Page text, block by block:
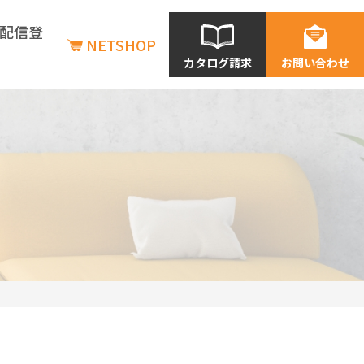
信登
NETSHOP
カタログ請求 お問い合わせ